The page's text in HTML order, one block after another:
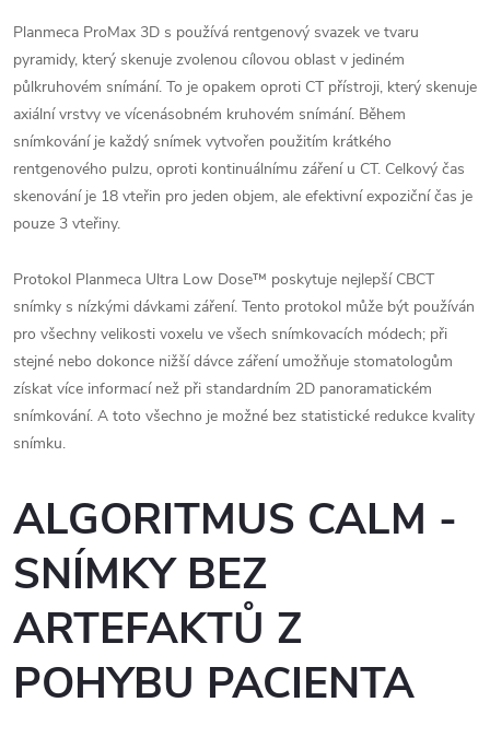
Planmeca ProMax 3D s používá rentgenový svazek ve tvaru
pyramidy, který skenuje zvolenou cílovou oblast v jediném
půlkruhovém snímání. To je opakem oproti CT přístroji, který skenuje
axiální vrstvy ve vícenásobném kruhovém snímání. Během
snímkování je každý snímek vytvořen použitím krátkého
rentgenového pulzu, oproti kontinuálnímu záření u CT. Celkový čas
skenování je 18 vteřin pro jeden objem, ale efektivní expoziční čas je
pouze 3 vteřiny.
Protokol Planmeca Ultra Low Dose™ poskytuje nejlepší CBCT
snímky s nízkými dávkami záření. Tento protokol může být používán
pro všechny velikosti voxelu ve všech snímkovacích módech; při
stejné nebo dokonce nižší dávce záření umožňuje stomatologům
získat více informací než při standardním 2D panoramatickém
snímkování. A toto všechno je možné bez statistické redukce kvality
snímku.
ALGORITMUS CALM -
SNÍMKY BEZ
ARTEFAKTŮ Z
POHYBU PACIENTA